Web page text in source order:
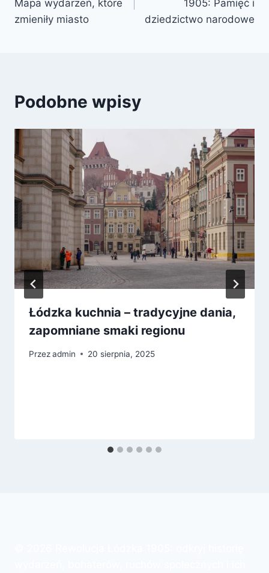
Mapa wydarzeń, które
zmieniły miasto
1905: Pamięć i
dziedzictwo narodowe
Podobne wpisy
Łódzka kuchnia – tradycyjne dania,
zapomniane smaki regionu
Przezadmin 20 sierpnia, 2025